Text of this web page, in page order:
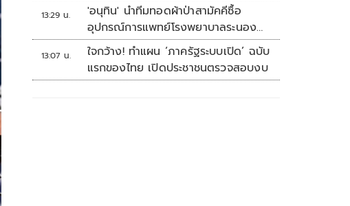
13:29 น.
'อนุทิน' นำทีมทอดผ้าป่าสามัคคีซื้อ
อุปกรณ์การแพทย์โรงพยาบาลระนอง
ยอดเงินทำบุญ 20 ล้านบาท
13:07 น.
ใจกว้าง! ทำแผน ‘ภาครัฐระบบเปิด’ ฉบับ
แรกของไทย เปิดประชาชนตรวจสอบงบ